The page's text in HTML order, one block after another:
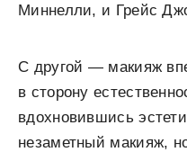
Миннелли, и Грейс
С другой — макияж
в сторону
вдохновившись
незаметный макияж,